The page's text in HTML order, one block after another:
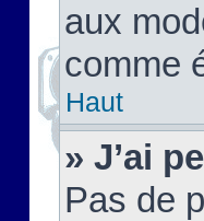
aux
comme
Haut
» J’ai
Pas de